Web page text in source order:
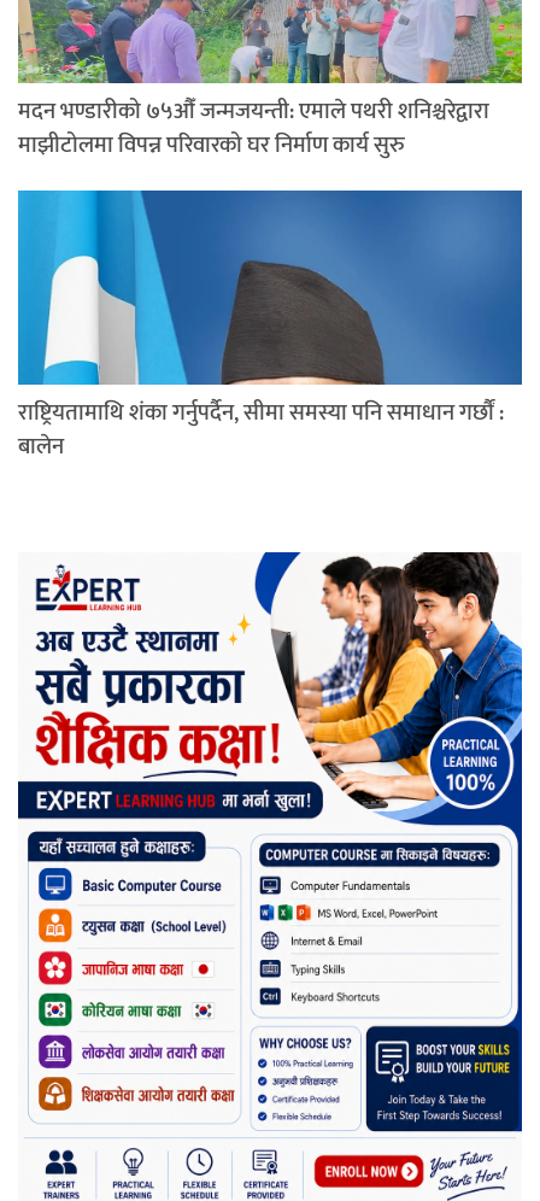
मदन भण्डारीको ७५औँ जन्मजयन्ती: एमाले पथरी शनिश्चरेद्वारा
माझीटोलमा विपन्न परिवारको घर निर्माण कार्य सुरु
राष्ट्रियतामाथि शंका गर्नुपर्दैन, सीमा समस्या पनि समाधान गर्छौं :
बालेन